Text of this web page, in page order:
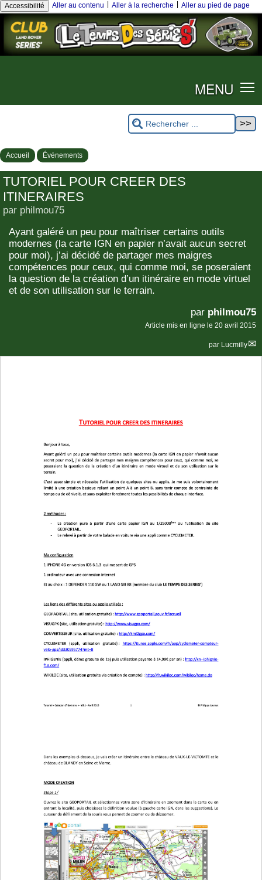
Accessibilité Aller au contenu Aller à la recherche Aller au pied de page
MENU
Accueil Événements
TUTORIEL POUR CREER DES
ITINERAIRES
par philmou75
Ayant galéré un peu pour maîtriser certains outils
modernes (la carte IGN en papier n’avait aucun secret
pour moi), j’ai décidé de partager mes maigres
compétences pour ceux, qui comme moi, se poseraient
la question de la création d’un itinéraire en mode virtuel
et de son utilisation sur le terrain.
par philmou75
Article mis en ligne le 20 avril 2015
par Lucmilly